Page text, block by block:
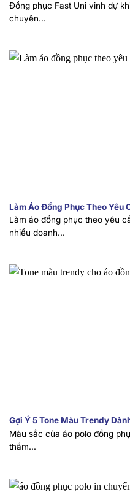
Đồng phục Fast Uni vinh dự
chuyên...
Làm Áo Đồng Phục Theo Yêu
Làm áo đồng phục theo yêu
nhiều doanh...
Gợi Ý 5 Tone Màu Trendy
Màu sắc của áo polo đồng
thẩm...